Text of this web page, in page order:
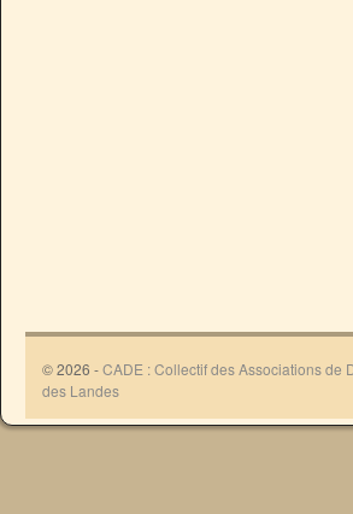
© 2026 -CADE : Collectif des Associations de
des Landes